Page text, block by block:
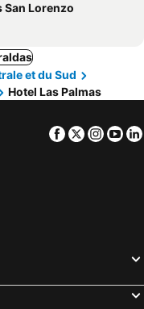
San Lorenzo
et du Sud
Hotel Las Palmas
Facebook
Twitter